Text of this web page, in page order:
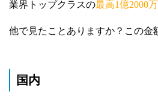
業界トップクラスの最高1億2000
他で見たことありますか？この金
国内